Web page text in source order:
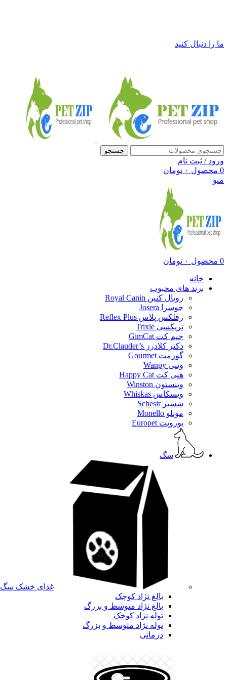
ما را دنبال کنید
جستجو
ورود / ثبت نام
0 محصول ۰ تومان
منو
0 محصول ۰ تومان
خانه
برند های محبوب
رویال کنین Royal Canin
جوسرا Josera
رفلکس پلاس Reflex Plus
تریکسی Trixie
جیم کت GimCat
دکتر کلادرز Dr.Clauder’s
گورمت Gourmet
ونپی Wanpy
هپی کت Happy Cat
وینستون Winston
ویسکاس Whiskas
شسیر Schesir
مونلو Monello
یوروپت Europet
سگ
غذای خشک سگ
بالغ نژاد کوچک
بالغ نژاد متوسط و بزرگ
توله نژاد کوچک
توله نژاد متوسط و بزرگ
درمانی